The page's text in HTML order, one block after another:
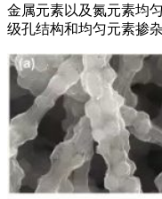
金属元素以及氮元素均
级孔结构和均匀元素掺